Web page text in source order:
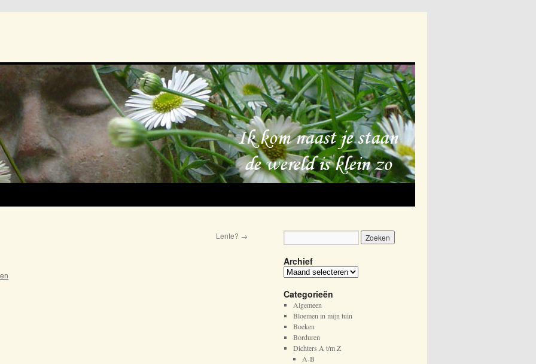
Lente? →
Archief
A
c
h
i
e
f
Categorieën
Algemeen
Bloemen in mijn tuin
Boeken
Borduren
Dichters A t/m Z
A-B